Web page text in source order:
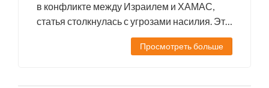
в конфликте между Израилем и ХАМАС,
статья столкнулась с угрозами насилия. Это
событие подчеркивает сложные отношения
между еврейским сообществомПросмотреть больше